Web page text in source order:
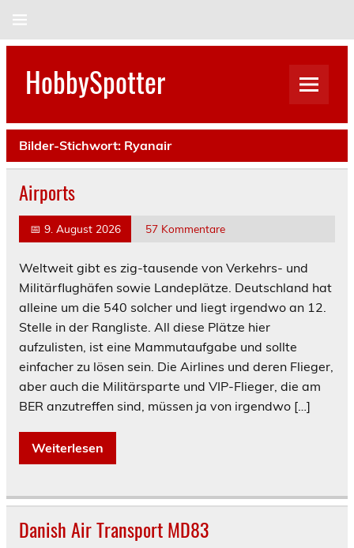
HobbySpotter
Bilder-Stichwort: Ryanair
Airports
📅 9. August 2026 57 Kommentare
Weltweit gibt es zig-tausende von Verkehrs- und
Militärflughäfen sowie Landeplätze. Deutschland hat
alleine um die 540 solcher und liegt irgendwo an 12.
Stelle in der Rangliste. All diese Plätze hier
aufzulisten, ist eine Mammutaufgabe und sollte
einfacher zu lösen sein. Die Airlines und deren Flieger,
aber auch die Militärsparte und VIP-Flieger, die am
BER anzutreffen sind, müssen ja von irgendwo […]
Weiterlesen
Danish Air Transport MD83